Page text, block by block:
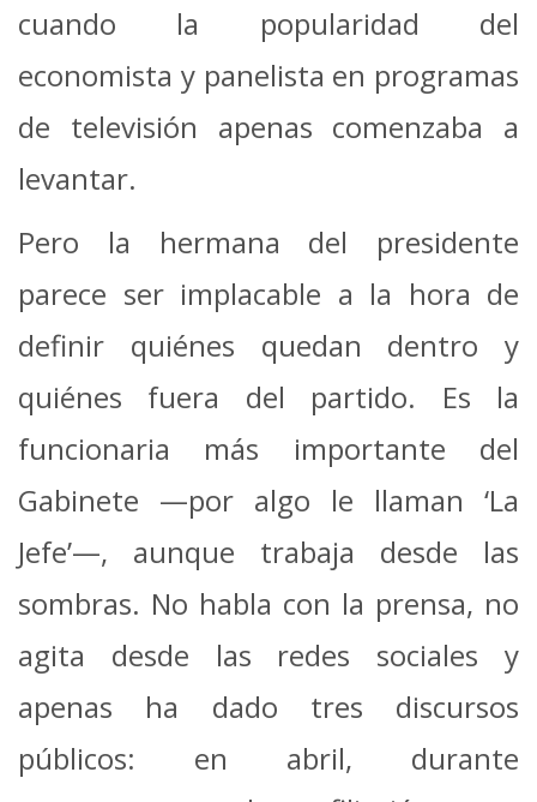
cuando la popularidad del
economista y panelista en programas
de televisión apenas comenzaba a
levantar.
Pero la hermana del presidente
parece ser implacable a la hora de
definir quiénes quedan dentro y
quiénes fuera del partido. Es la
funcionaria más importante del
Gabinete —por algo le llaman ‘La
Jefe’—, aunque trabaja desde las
sombras. No habla con la prensa, no
agita desde las redes sociales y
apenas ha dado tres discursos
públicos: en abril, durante